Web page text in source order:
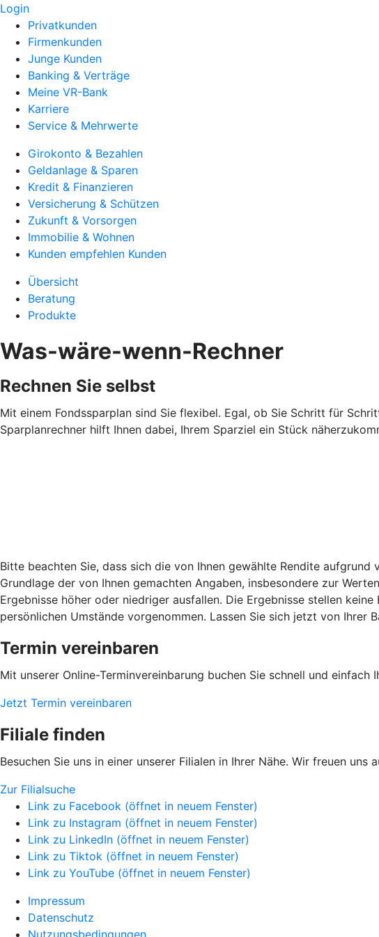
Login
Privatkunden
Firmenkunden
Junge Kunden
Banking & Verträge
Meine VR-Bank
Karriere
Service & Mehrwerte
Girokonto & Bezahlen
Geldanlage & Sparen
Kredit & Finanzieren
Versicherung & Schützen
Zukunft & Vorsorgen
Immobilie & Wohnen
Kunden empfehlen Kunden
Übersicht
Beratung
Produkte
Was-wäre-wenn-Rechner
Rechnen Sie selbst
Mit einem Fondssparplan sind Sie flexibel. Egal, ob Sie Schritt für
Sparplanrechner hilft Ihnen dabei, Ihrem Sparziel ein Stück
Bitte beachten Sie, dass sich die von Ihnen gewählte Rendite
Grundlage der von Ihnen gemachten Angaben, insbesondere zur
Ergebnisse höher oder niedriger ausfallen. Die Ergebnisse stellen
persönlichen Umstände vorgenommen. Lassen Sie sich jetzt von Ihrer
Termin vereinbaren
Mit unserer Online-Terminvereinbarung buchen Sie schnell und einfach
Jetzt Termin vereinbaren
Filiale finden
Besuchen Sie uns in einer unserer Filialen in Ihrer Nähe. Wir freuen uns
Zur Filialsuche
Link zu Facebook (öffnet in neuem Fenster)
Link zu Instagram (öffnet in neuem Fenster)
Link zu LinkedIn (öffnet in neuem Fenster)
Link zu Tiktok (öffnet in neuem Fenster)
Link zu YouTube (öffnet in neuem Fenster)
Impressum
Datenschutz
Nutzungsbedingungen